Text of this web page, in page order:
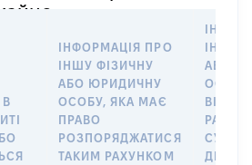
ІНФОРМАЦІЯ ПРО
ІНШУ ФІЗИЧНУ
АБО ЮРИДИЧНУ
ОСОБУ, ЯКА МАЄ
ПРАВО
РОЗПОРЯДЖАТИСЯ
ТАКИМ РАХУНКОМ
ІНШУ
АБО